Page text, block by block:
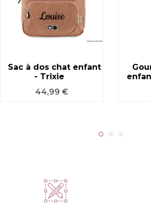
Sac à dos chat enfant
- Trixie
Prix
44,99 €